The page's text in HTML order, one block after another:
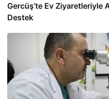
Gercüş’te Ev Ziyaretleriyle
Destek